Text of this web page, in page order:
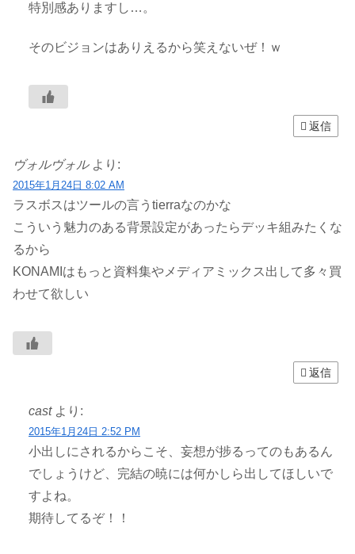
特別感ありますし…。
そのビジョンはありえるから笑えないぜ！ｗ
返信
ヴォルヴォル より:
2015年1月24日 8:02 AM
ラスボスはツールの言うtierraなのかな
こういう魅力のある背景設定があったらデッキ組みたくな
るから
KONAMIはもっと資料集やメディアミックス出して多々買
わせて欲しい
返信
cast より:
2015年1月24日 2:52 PM
小出しにされるからこそ、妄想が捗るってのもあるん
でしょうけど、完結の暁には何かしら出してほしいで
すよね。
期待してるぞ！！